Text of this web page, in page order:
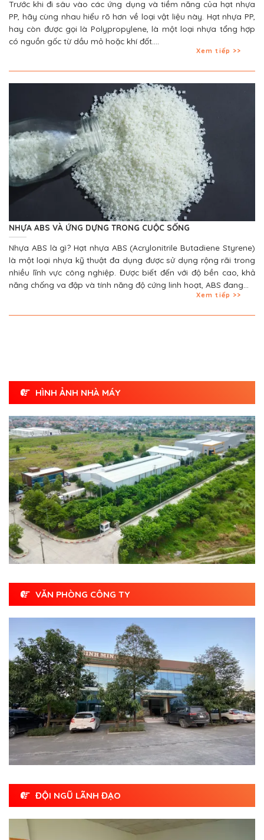
Trước khi đi sâu vào các ứng dụng và tiềm năng của hạt nhựa
PP, hãy cùng nhau hiểu rõ hơn về loại vật liệu này. Hạt nhựa PP,
hay còn được gọi là Polypropylene, là một loại nhựa tổng hợp
có nguồn gốc từ dầu mỏ hoặc khí đốt....
Xem tiếp
NHỰA ABS VÀ ỨNG DỰNG TRONG CUỘC SỐNG
Nhựa ABS là gì? Hạt nhựa ABS (Acrylonitrile Butadiene Styrene)
là một loại nhựa kỹ thuật đa dụng được sử dụng rộng rãi trong
nhiều lĩnh vực công nghiệp. Được biết đến với độ bền cao, khả
năng chống va đập và tính năng độ cứng linh hoạt, ABS đang...
Xem tiếp
HÌNH ẢNH NHÀ MÁY
VĂN PHÒNG CÔNG TY
ĐỘI NGŨ LÃNH ĐẠO